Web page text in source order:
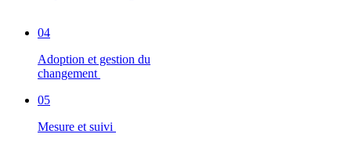
04
Adoption et gestion du
changement
05
Mesure et suivi